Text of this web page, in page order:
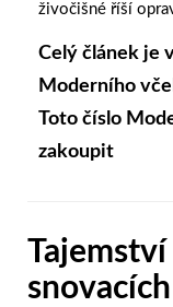
živočišné říší
Celý článek je
Moderního
Toto číslo
zakoupit